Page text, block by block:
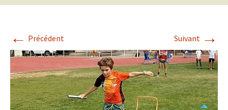
← Précédent Suivant →